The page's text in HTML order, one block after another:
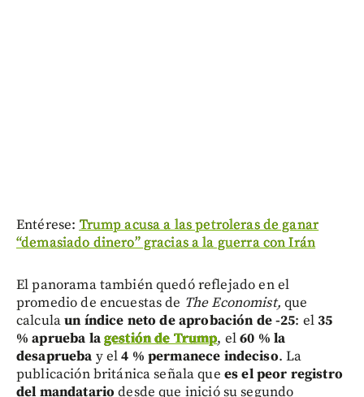
Entérese: Trump acusa a las petroleras de ganar
“demasiado dinero” gracias a la guerra con Irán
El panorama también quedó reflejado en el
promedio de encuestas de The Economist, que
calculaun índice neto de aprobación de -25: el35
% aprueba lagestión de Trump, el60 % la
desaprueba y el4 % permanece indeciso. La
publicación británica señala que es el peor registro
del mandatariodesde que inició su segundo